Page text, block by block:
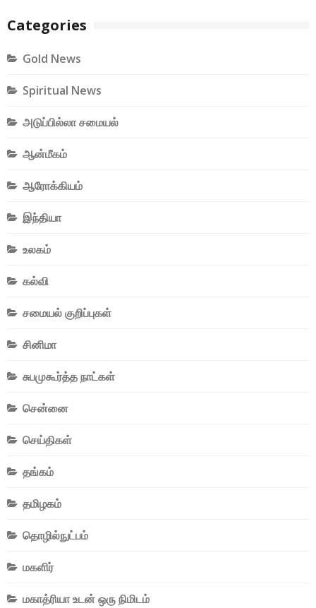
Categories
Gold News
Spiritual News
அடுப்பில்லா சமையல்
ஆன்மீகம்
ஆரோக்கியம்
இந்தியா
உலகம்
கல்வி
சமையல் குறிப்புகள்
சினிமா
சுபமுகூர்த்த நாட்கள்
சென்னை
செய்திகள்
தங்கம்
தமிழகம்
தொழில்நுட்பம்
மகளிர்
மகாத்ரியா உடன் ஒரு நிமிடம்